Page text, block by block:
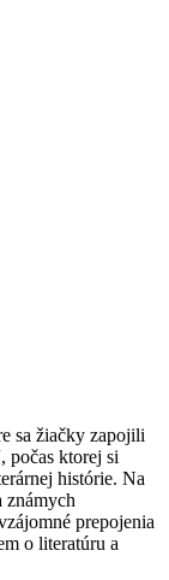
sa žiačky zapojili
počas ktorej si
histórie. Na
známych
prepojenia
o literatúru a